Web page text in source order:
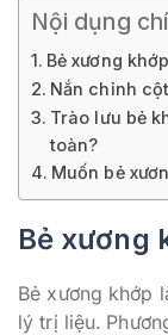
Nội dụng
Bẻ xương
Nắn chỉnh
Trào lưu bẻ
toàn?
Muốn bẻ
Bẻ xương
Bẻ xương khớp
lý trị liệu.